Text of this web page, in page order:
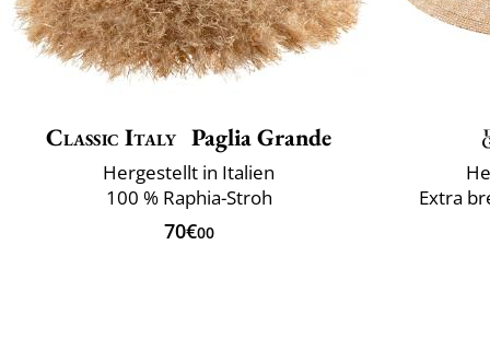
Classic Italy Paglia Grande
Hergestellt in Italien
100 % Raphia-Stroh
70€00
Extra